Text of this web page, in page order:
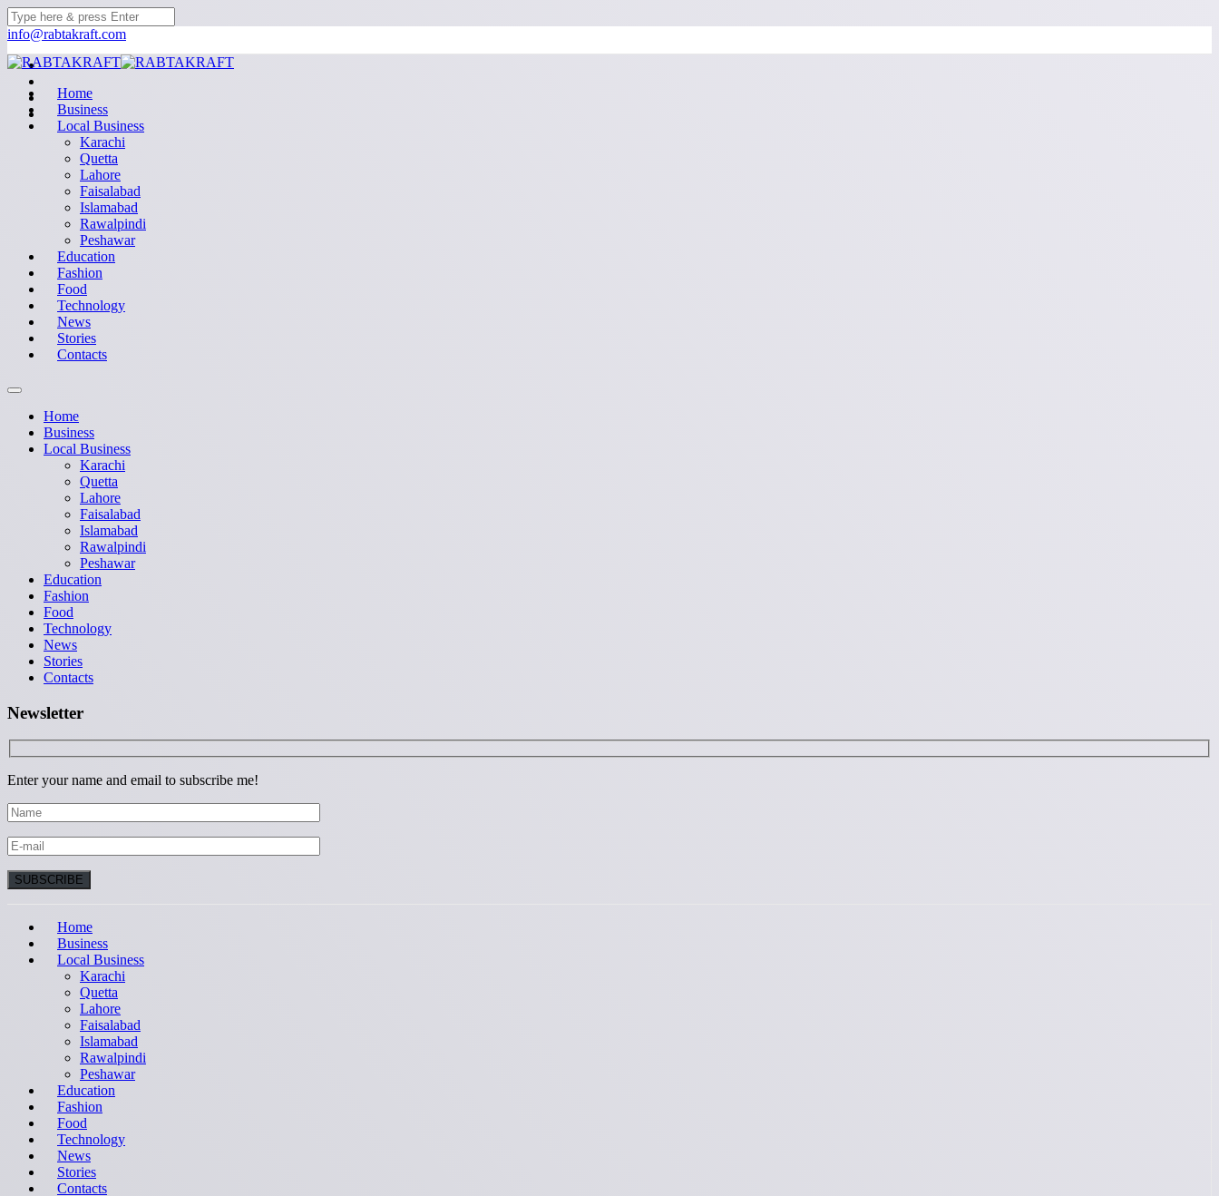
info@rabtakraft.com
Home
Business
Local Business
Karachi
Quetta
Lahore
Faisalabad
Islamabad
Rawalpindi
Peshawar
Education
Fashion
Food
Technology
News
Stories
Contacts
Home
Business
Local Business
Karachi
Quetta
Lahore
Faisalabad
Islamabad
Rawalpindi
Peshawar
Education
Fashion
Food
Technology
News
Stories
Contacts
Newsletter
Enter your name and email to subscribe me!
Home
Business
Local Business
Karachi
Quetta
Lahore
Faisalabad
Islamabad
Rawalpindi
Peshawar
Education
Fashion
Food
Technology
News
Stories
Contacts